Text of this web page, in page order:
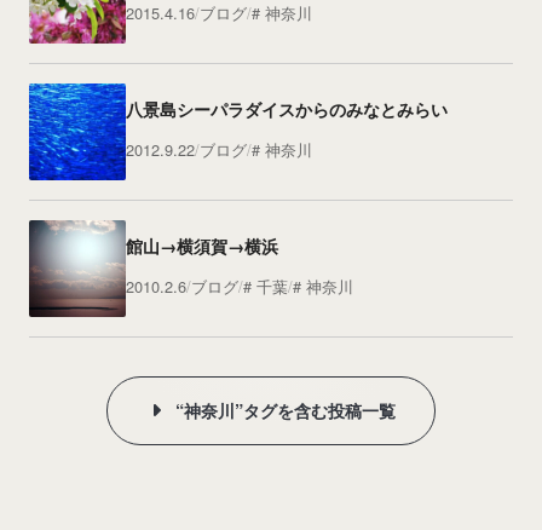
2015.4.16 ブログ 神奈川
八景島シーパラダイスからのみなとみらい
2012.9.22 ブログ 神奈川
館山→横須賀→横浜
2010.2.6 ブログ 千葉 神奈川
“神奈川”タグを含む投稿一覧